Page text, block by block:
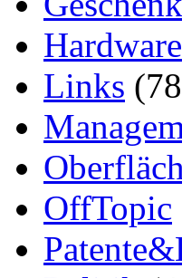
Hardware
Links
OffTopic